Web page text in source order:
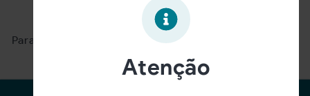
Oportunidade expirada!
Para ver mais, acesse a páginaBuscar Oportunidades.
Atenção